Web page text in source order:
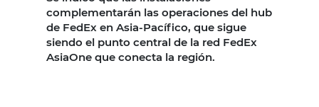
complementarán las operaciones del hub
de FedEx en Asia-Pacífico, que sigue
siendo el punto central de la red FedEx
AsiaOne que conecta la región.